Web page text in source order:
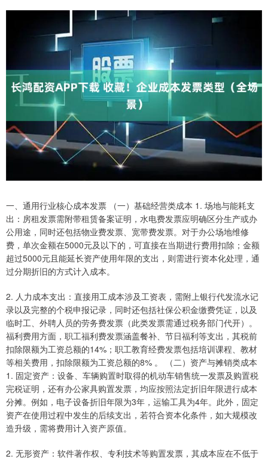
一、通用行业核心成本发票 （一）基础经营类成本 1. 场地与能耗支
出：房租发票需附带租赁备案证明，水电费发票应明确区分生产或办
公用途，同时还包括物业费发票、宽带费发票。对于办公场地维修
费，单次金额在5000元及以下的，可直接在当期进行费用扣除；金额
超过5000元且能延长资产使用年限的支出，则需进行资本化处理，通
过分期折旧的方式计入成本。
2. 人力成本支出：直接用工成本涉及工资表，需附上银行代发流水记
录以及完整的个税申报记录，同时还包括社保公积金缴费凭证，以及
临时工、外聘人员的劳务费发票（此类发票需通过税务部门代开）。
福利费用方面，职工福利费发票涵盖餐补、节日福利等支出，其税前
扣除限额为工资总额的14%；职工教育经费发票包括培训课程、教材
等相关费用，扣除限额为工资总额的8% 。 （二）资产与摊销类成本
1. 固定资产：设备、车辆购置时取得的机动车销售统一发票及购置税
完税证明，还有办公家具购置发票，均应按照法定折旧年限进行成本
分摊。例如，电子设备折旧年限为3年，运输工具为4年。此外，固定
资产在使用过程中发生的后续支出，若符合资本化条件，如大规模改
造升级，需将费用计入资产原值。
2. 无形资产：软件著作权、专利技术等购置发票，其成本应在不低于